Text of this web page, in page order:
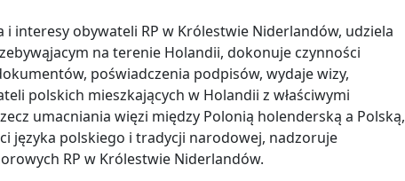
i interesy obywateli RP w Królestwie Niderlandów, udziela
na terenie Holandii, dokonuje czynności
poświadczenia podpisów, wydaje wizy,
polskich mieszkających w Holandii z właściwymi
umacniania więzi między Polonią holenderską a Polską,
języka polskiego i tradycji narodowej, nadzoruje
RP w Królestwie Niderlandów.